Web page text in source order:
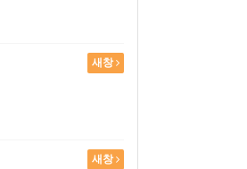
새창
새창